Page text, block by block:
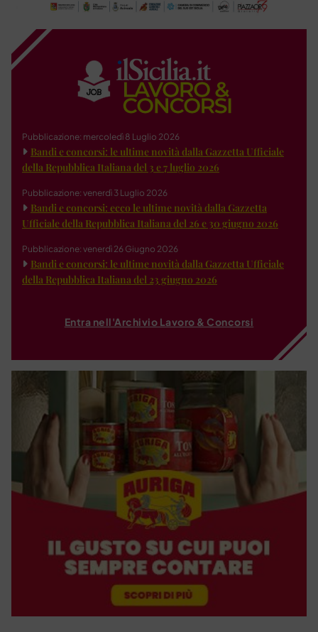
Pubblicazione: mercoledì 8 Luglio 2026
Bandi e concorsi: le ultime novità dalla Gazzetta Ufficiale
della Repubblica Italiana del 3 e 7 luglio 2026
Pubblicazione: venerdì 3 Luglio 2026
Bandi e concorsi: ecco le ultime novità dalla Gazzetta
Ufficiale della Repubblica Italiana del 26 e 30 giugno 2026
Pubblicazione: venerdì 26 Giugno 2026
Bandi e concorsi: le ultime novità dalla Gazzetta Ufficiale
della Repubblica Italiana del 23 giugno 2026
Entra nell'Archivio Lavoro & Concorsi